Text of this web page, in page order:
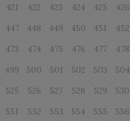
421 422 423 424 425 426
447 448 449 450 451 452
473 474 475 476 477 478
499 500 501 502 503 504
525 526 527 528 529 530
551 552 553 554 555 556